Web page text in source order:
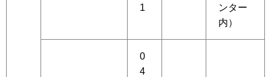
1
ンター
内）
0
4